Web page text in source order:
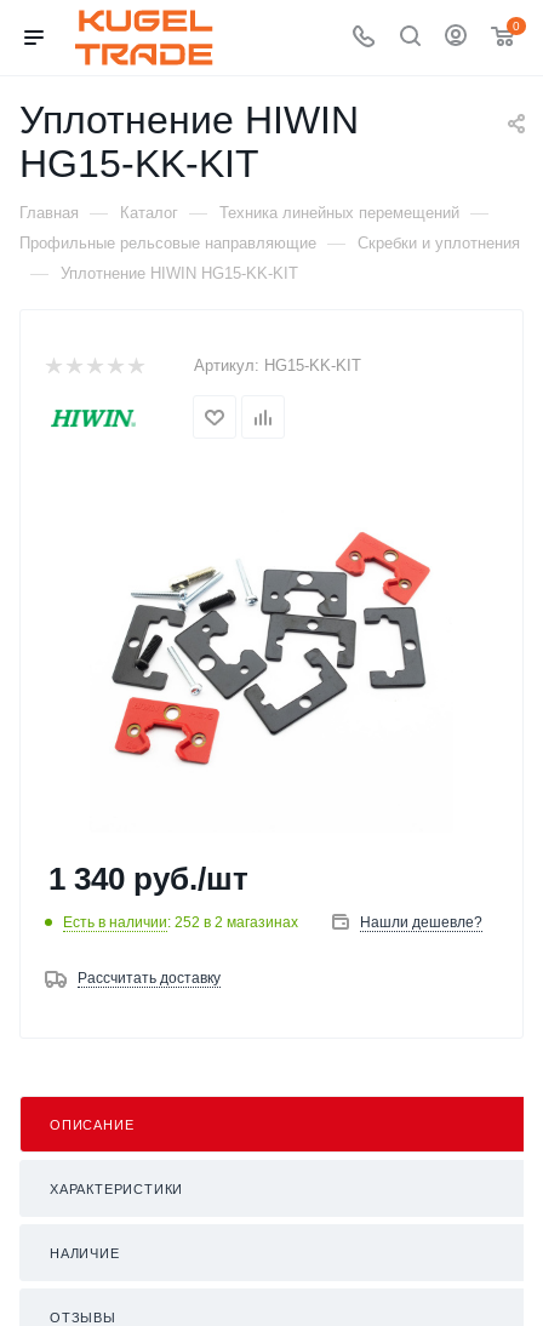
0
Уплотнение HIWIN
HG15-KK-KIT
Главная — Каталог — Техника линейных перемещений —
Профильные рельсовые направляющие — Скребки и уплотнения
— Уплотнение HIWIN HG15-KK-KIT
Артикул: HG15-KK-KIT
1 340 руб./шт
Есть в наличии: 252 в 2 магазинах Нашли дешевле?
Рассчитать доставку
ОПИСАНИЕ
ХАРАКТЕРИСТИКИ
НАЛИЧИЕ
ОТЗЫВЫ